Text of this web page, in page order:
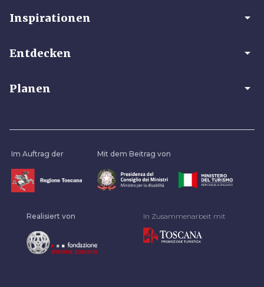
Inspirationen arrow_drop_down
Entdecken arrow_drop_down
Planen arrow_drop_down
Im Auftrag der Mit dem Beitrag von
Realisiert von In Zusammenarbeit mit